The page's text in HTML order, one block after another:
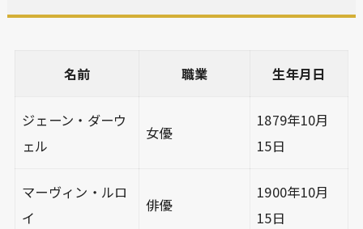
名前 職業 生年月日
ジェーン・ダーウ
ェル
女優
1879年10月
15日
マーヴィン・ルロ
イ
俳優
1900年10月
15日